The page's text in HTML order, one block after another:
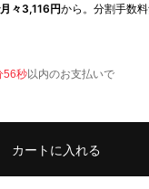
々3,116円から。分割手数
56秒以内のお支払いで
カートに入れる